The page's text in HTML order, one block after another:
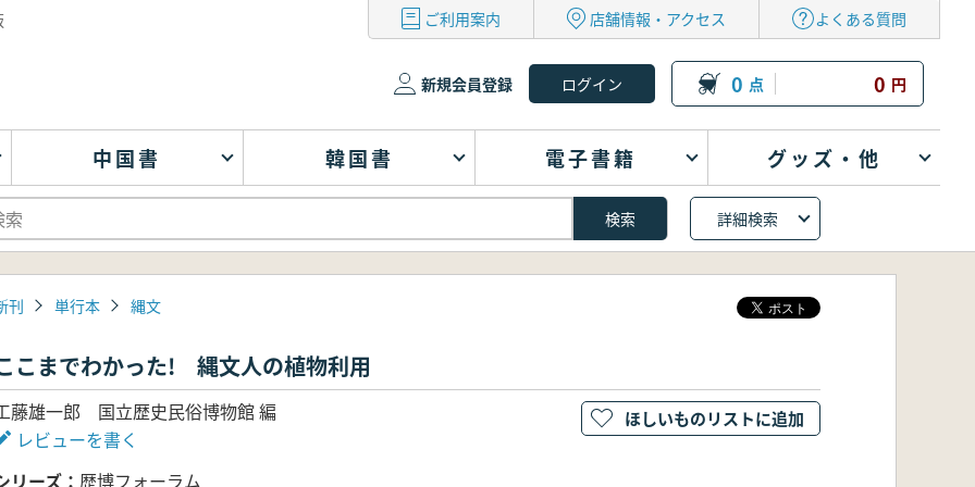
ご利用案内 店舗情報・アクセス よくある質問
新規会員登録 0 点 0 円
中国書 韓国書 電子書籍 グッズ・他
詳細検索
刊 単行本 縄文
こまでわかった! 縄文人の植物利用
藤雄一郎 国立歴史民俗博物館 編
レビューを書く
リーズ
歴博フォーラム
ほしいものリストに追加